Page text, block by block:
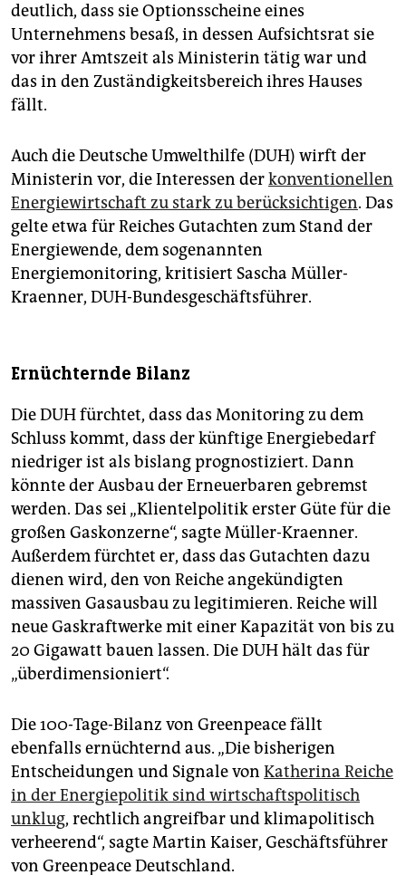
deutlich, dass sie Optionsscheine eines
Unternehmens besaß, in dessen Aufsichtsrat sie
vor ihrer Amtszeit als Ministerin tätig war und
das in den Zuständigkeitsbereich ihres Hauses
fällt.
Auch die Deutsche Umwelthilfe (DUH) wirft der
Ministerin vor, die Interessen derkonventionellen
Energiewirtschaft zu stark zu berücksichtigen. Das
gelte etwa für Reiches Gutachten zum Stand der
Energiewende, dem sogenannten
Energiemonitoring, kritisiert Sascha Müller-
Kraenner, DUH-Bundesgeschäftsführer.
Ernüchternde Bilanz
Die DUH fürchtet, dass das Monitoring zu dem
Schluss kommt, dass der künftige Energiebedarf
niedriger ist als bislang prognostiziert. Dann
könnte der Ausbau der Erneuerbaren gebremst
werden. Das sei „Klientelpolitik erster Güte für die
großen Gaskonzerne“, sagte Müller-Kraenner.
Außerdem fürchtet er, dass das Gutachten dazu
dienen wird, den von Reiche angekündigten
massiven Gasausbau zu legitimieren. Reiche will
neue Gaskraftwerke mit einer Kapazität von bis zu
20 Gigawatt bauen lassen. Die DUH hält das für
„überdimensioniert“.
Die 100-Tage-Bilanz von Greenpeace fällt
ebenfalls ernüchternd aus. „Die bisherigen
Entscheidungen und Signale von Katherina Reiche
in der Energiepolitik sind wirtschaftspolitisch
unklug, rechtlich angreifbar und klimapolitisch
verheerend“, sagte Martin Kaiser, Geschäftsführer
von Greenpeace Deutschland.